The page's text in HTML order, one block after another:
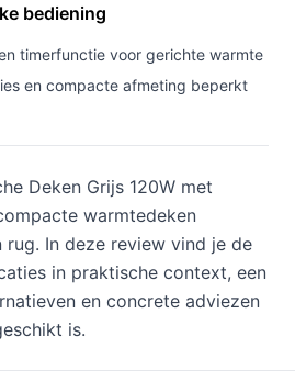
bediening
timerfunctie voor gerichte warmte
en compacte afmeting beperkt
Deken Grijs 120W met
warmtedeken
In deze review vind je de
in praktische context, een
en concrete adviezen
is.